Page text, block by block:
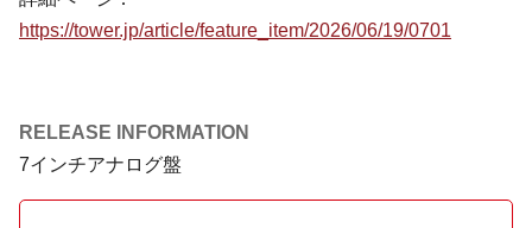
https://tower.jp/article/feature_item/2026/06/19/0701
RELEASE INFORMATION
7インチアナログ盤